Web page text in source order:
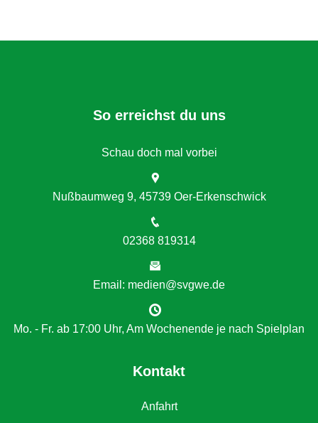
So erreichst du uns
Schau doch mal vorbei
Nußbaumweg 9, 45739 Oer-Erkenschwick
02368 819314
Email: medien@svgwe.de
Mo. - Fr. ab 17:00 Uhr, Am Wochenende je nach Spielplan
Kontakt
Anfahrt